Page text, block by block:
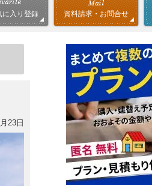
に入り登録 資料請求・お問合せ
23日